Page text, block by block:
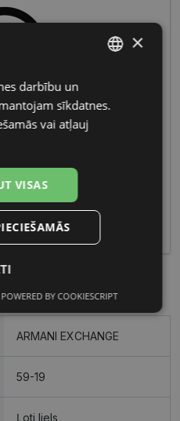
ietver izturīgus
formas, radot pievilcīgu
briļļu kolekcijas ideālas
specifiskiem
modernitāti, gan
ARMANI EXCHANGE
59-19
Ļoti liels
RUSSIAN
×
darbību un
sīkdatnes.
vai atļauj
VISAS
Statistikas
sīkdatnes
Funkcionālās
POWERED BY COOKIESCRIPT